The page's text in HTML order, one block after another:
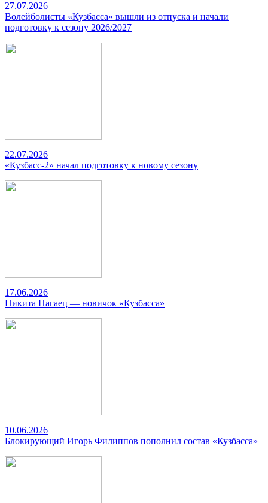
27.07.2026
Волейболисты «Кузбасса» вышли из отпуска и начали
подготовку к сезону 2026/2027
22.07.2026
«Кузбасс-2» начал подготовку к новому сезону
17.06.2026
Никита Нагаец — новичок «Кузбасса»
10.06.2026
Блокирующий Игорь Филиппов пополнил состав «Кузбасса»